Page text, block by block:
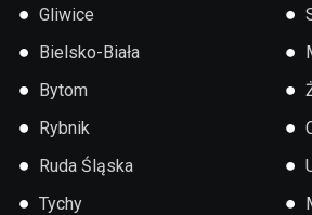
● Gliwice
● Bielsko-Biała
● Bytom
● Rybnik
● Ruda Śląska
● Tychy
●
●
●
●
●
●